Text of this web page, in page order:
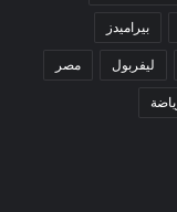
بيراميدز
ليفربول مصر